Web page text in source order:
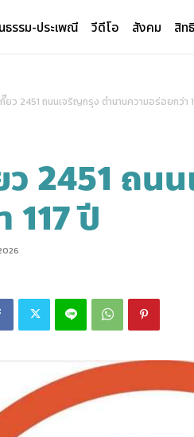
รรม-ประเพณี วีดีโอ สังคม สิท
กี๊ยว 2451 ถนนเจริญกรุง ตำนานความอร่อยกว่า
ว 2451 ถน
117 ปี